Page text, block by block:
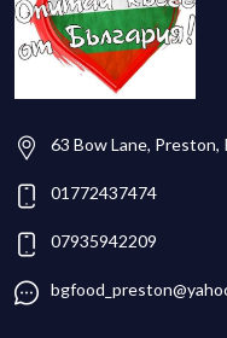
63 Bow Lane, Preston,
01772437474
07935942209